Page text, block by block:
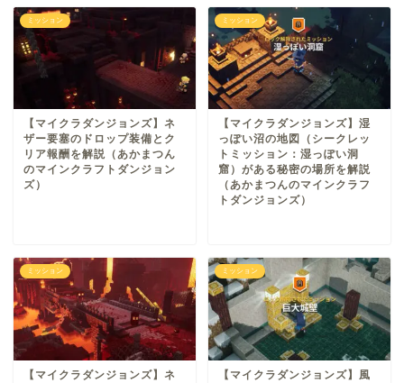
ミッション
【マイクラダンジョンズ】ネ
ザー要塞のドロップ装備とク
リア報酬を解説（あかまつん
のマインクラフトダンジョン
ズ）
ミッション
【マイクラダンジョンズ】湿
っぽい沼の地図（シークレッ
トミッション：湿っぽい洞
窟）がある秘密の場所を解説
（あかまつんのマインクラフ
トダンジョンズ）
ミッション
【マイクラダンジョンズ】ネ
ミッション
【マイクラダンジョンズ】風